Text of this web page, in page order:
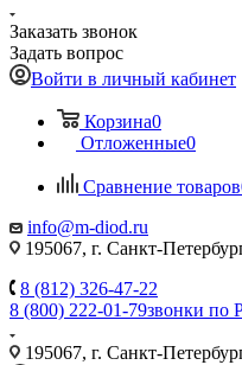
Заказать звонок
Задать вопрос
Войти в личный кабинет
Корзина0
Отложенные0
Сравнение товаров
info@m-diod.ru
195067, г. Санкт-
8 (812) 326-47-22
8 (800) 222-01-79звонки по
195067, г. Санкт-